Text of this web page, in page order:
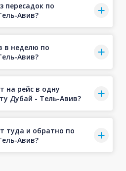
пересадок по
Авив?
в неделю по
Авив?
на рейс в одну
Дубай - Тель-Авив?
туда и обратно по
Авив?